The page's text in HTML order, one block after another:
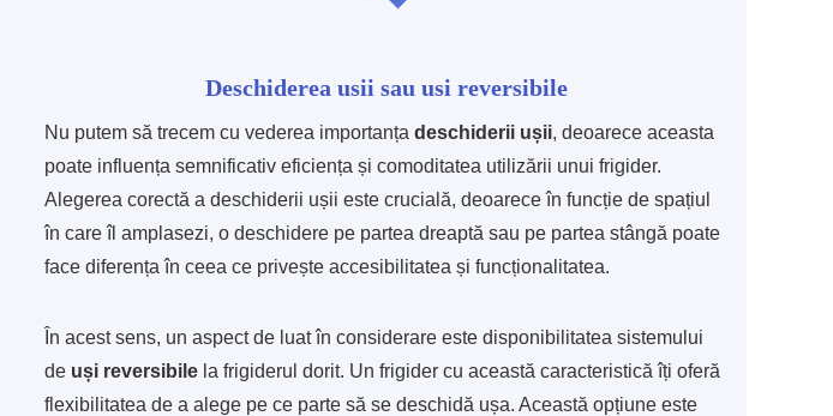
Deschiderea usii sau usi reversibile
Nu putem să trecem cu vederea importanța deschiderii ușii, deoarece aceasta
poate influența semnificativ eficiența și comoditatea utilizării unui frigider.
Alegerea corectă a deschiderii ușii este crucială, deoarece în funcție de spațiul
în care îl amplasezi, o deschidere pe partea dreaptă sau pe partea stângă poate
face diferența în ceea ce privește accesibilitatea și funcționalitatea.
În acest sens, un aspect de luat în considerare este disponibilitatea sistemului
de uși reversibile la frigiderul dorit. Un frigider cu această caracteristică îți oferă
flexibilitatea de a alege pe ce parte să se deschidă ușa. Această opțiune este